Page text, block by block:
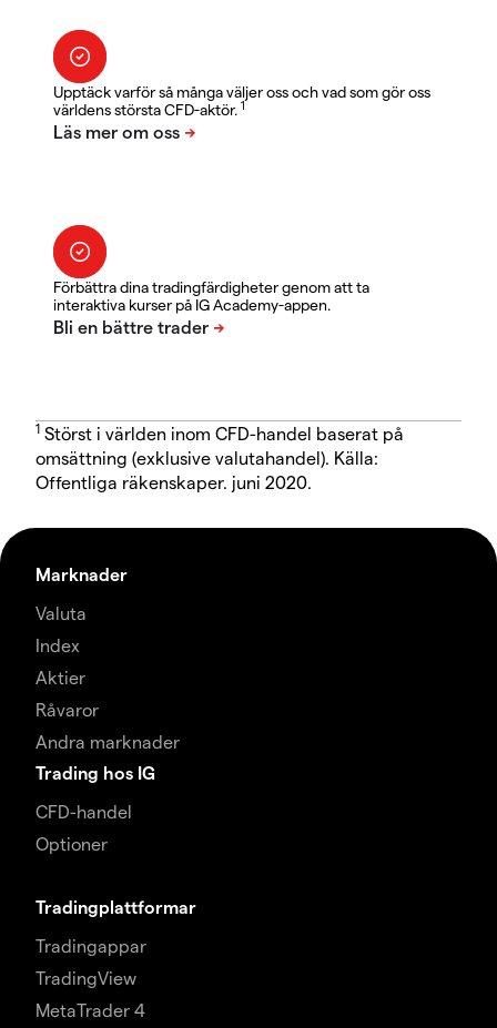
Upptäck varför så många väljer oss och vad som gör oss
världens största CFD-aktör. 1
Förbättra dina tradingfärdigheter genom att ta
interaktiva kurser på IG Academy-appen.
1 Störst i världen inom CFD-handel baserat på
omsättning (exklusive valutahandel). Källa:
Offentliga räkenskaper. juni 2020.
Marknader
Valuta
Index
Aktier
Råvaror
Andra marknader
Trading hos IG
CFD-handel
Optioner
Tradingplattformar
Tradingappar
TradingView
MetaTrader 4